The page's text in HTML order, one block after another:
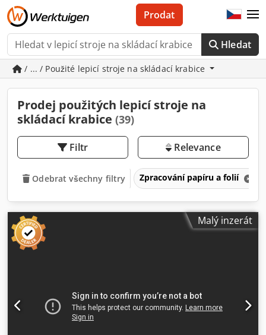
Hledat
Prodat
/ ... / Použité lepicí stroje na skládací krabice
Prodej použitých lepicí stroje na
skládací krabice (39)
Filtr Relevance
Odebrat všechny filtry Zpracování papíru a folií
Malý inzerát